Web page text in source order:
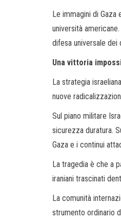
Le immagini di
università
difesa universale dei
Una vittoria
La strategia
nuove
Sul piano militare
sicurezza duratura.
Gaza e i continui
La tragedia è che a
iraniani trascinati
La comunità
strumento ordinario